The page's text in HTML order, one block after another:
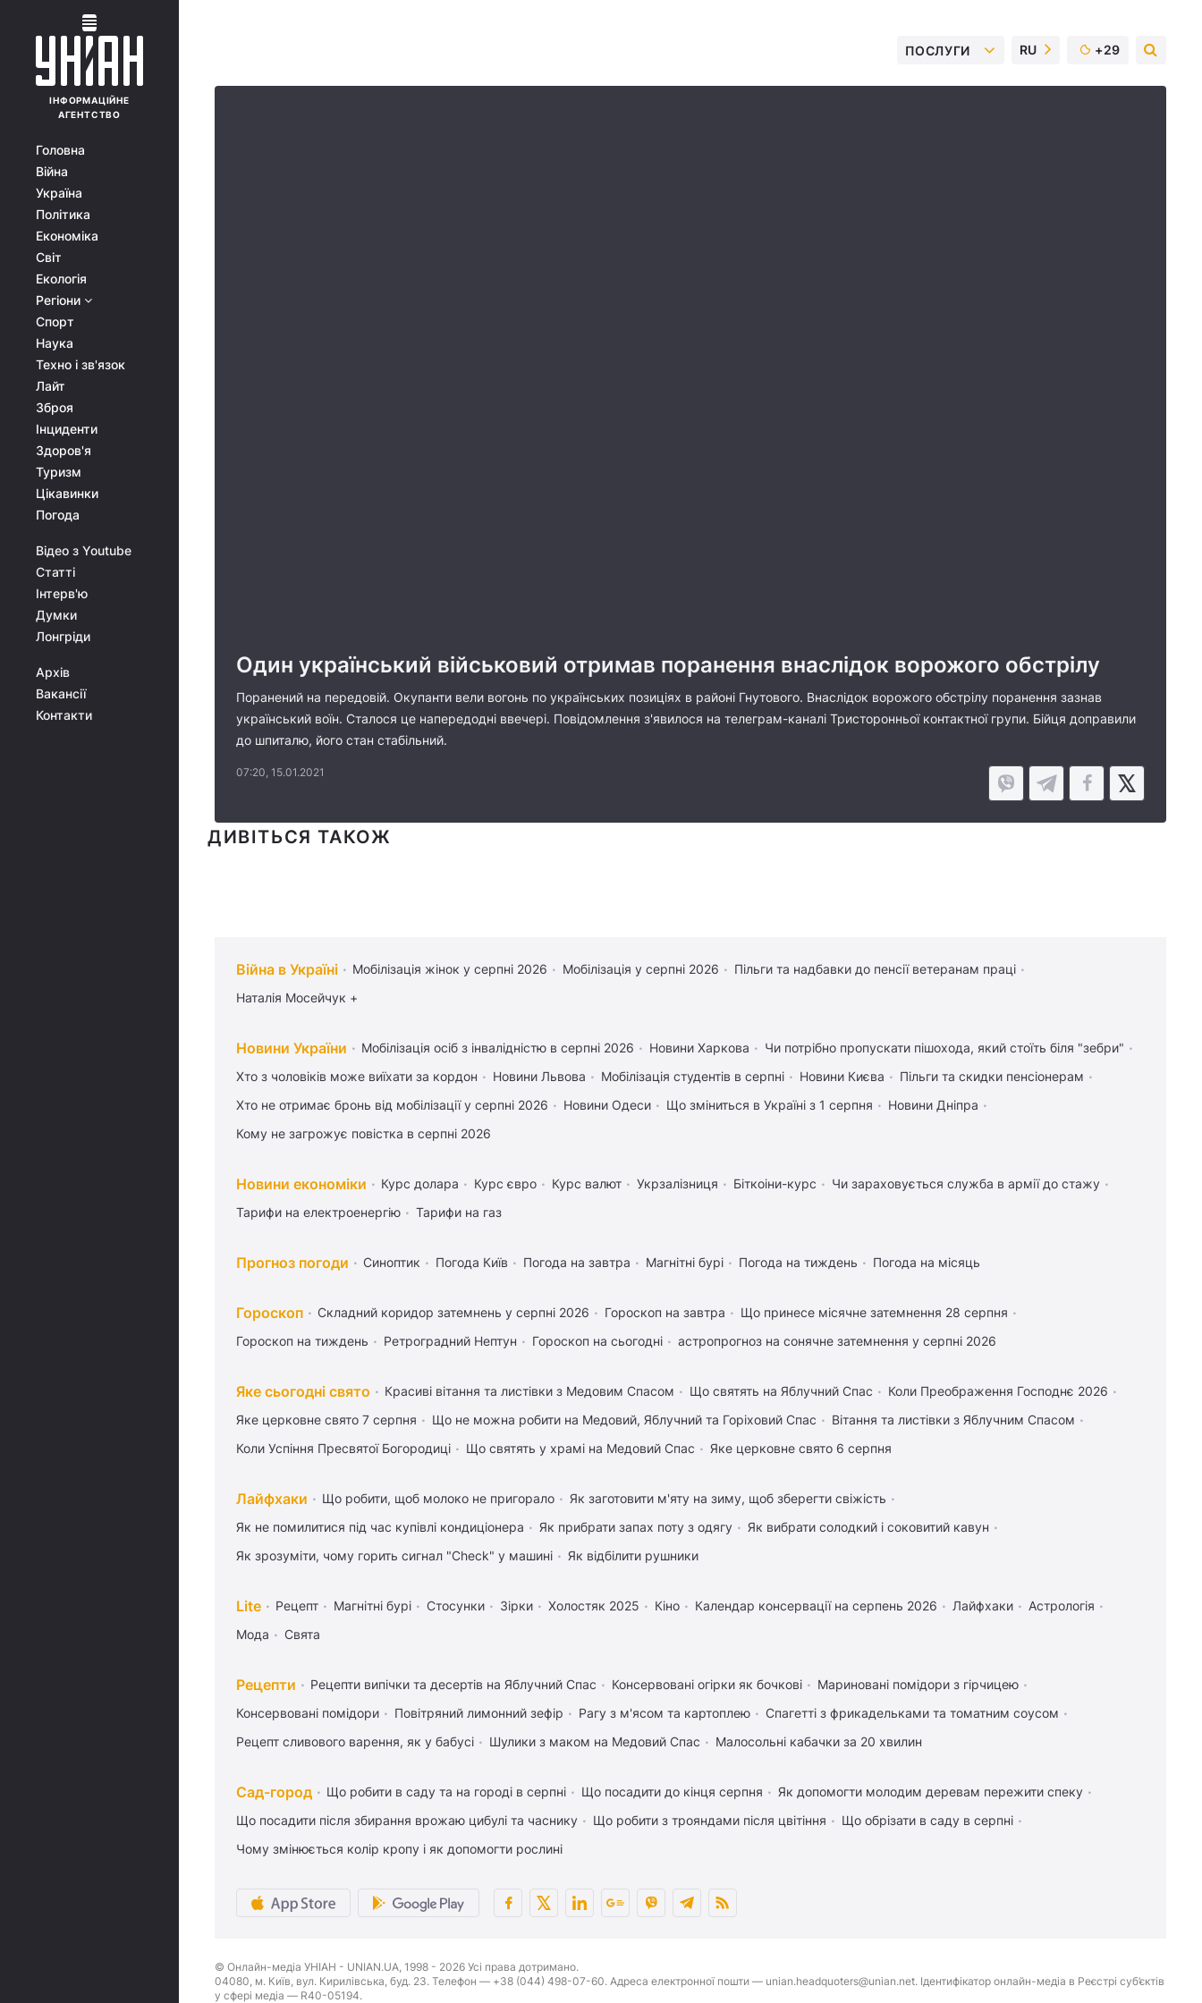
ІНФОРМАЦІЙНЕ
АГЕНТСТВО
Головна
Війна
Україна
Політика
Економіка
Світ
Екологія
Регіони
Спорт
Наука
Техно і зв'язок
Лайт
Зброя
Інциденти
Здоров'я
Туризм
Цікавинки
Погода
Відео з Youtube
Статті
Інтерв'ю
Думки
Лонгріди
Архів
Вакансії
Контакти
ПОСЛУГИ RU +29
Один український військовий отримав поранення внаслідок ворожого обстрілу
Поранений на передовій. Окупанти вели вогонь по українських позиціях в районі Гнутового. Внаслідок ворожого обстрілу поранення зазнав
український воїн. Сталося це напередодні ввечері. Повідомлення з'явилося на телеграм-каналі Тристоронньої контактної групи. Бійця доправили
до шпиталю, його стан стабільний.
07:20, 15.01.2021
ДИВІТЬСЯ ТАКОЖ
Війна в Україні Мобілізація жінок у серпні 2026 Мобілізація у серпні 2026
Пільги та надбавки до пенсії ветеранам праці
Наталія Мосейчук +
Новини України Мобілізація осіб з інвалідністю в серпні 2026 Новини Харкова
Чи потрібно пропускати пішохода, який стоїть біля "зебри"
Хто з чоловіків може виїхати за кордон
Новини Львова Мобілізація студентів в серпні Новини Києва
Пільги та скидки пенсіонерам
Хто не отримає бронь від мобілізації у серпні 2026
Новини Одеси Що зміниться в Україні з 1 серпня
Новини Дніпра
Кому не загрожує повістка в серпні 2026
Новини економіки Курс долара Курс євро Курс валют Укрзалізниця Біткоіни-курс
Чи зараховується служба в армії до стажу
Тарифи на електроенергію
Тарифи на газ
Прогноз погоди Синоптик Погода Київ Погода на завтра Магнітні бурі Погода на тиждень Погода на місяць
Гороскоп Складний коридор затемнень у серпні 2026 Гороскоп на завтра
Що принесе місячне затемнення 28 серпня
Гороскоп на тиждень
Ретроградний Нептун Гороскоп на сьогодні астропрогноз на сонячне затемнення у серпні 2026
Яке сьогодні свято Красиві вітання та листівки з Медовим Спасом Що святять на Яблучний Спас
Коли Преображення Господнє 2026
Яке церковне свято 7 серпня
Що не можна робити на Медовий, Яблучний та Горіховий Спас
Вітання та листівки з Яблучним Спасом
Коли Успіння Пресвятої Богородиці
Що святять у храмі на Медовий Спас Яке церковне свято 6 серпня
Лайфхаки Що робити, щоб молоко не пригорало
Як заготовити м'яту на зиму, щоб зберегти свіжість
Як не помилитися під час купівлі кондиціонера
Як прибрати запах поту з одягу
Як вибрати солодкий і соковитий кавун
Як зрозуміти, чому горить сигнал "Check" у машині
Як відбілити рушники
Lite Рецепт Магнітні бурі Стосунки Зірки Холостяк 2025 Кіно Календар консервації на серпень 2026 Лайфхаки
Астрологія
Мода
Свята
Рецепти Рецепти випічки та десертів на Яблучний Спас Консервовані огірки як бочкові
Мариновані помідори з гірчицею
Консервовані помідори
Повітряний лимонний зефір Рагу з м'ясом та картоплею
Спагетті з фрикадельками та томатним соусом
Рецепт сливового варення, як у бабусі
Шулики з маком на Медовий Спас Малосольні кабачки за 20 хвилин
Сад-город Що робити в саду та на городі в серпні Що посадити до кінця серпня
Як допомогти молодим деревам пережити спеку
Що посадити після збирання врожаю цибулі та часнику
Що робити з трояндами після цвітіння
Що обрізати в саду в серпні
Чому змінюється колір кропу і як допомогти рослині
© Онлайн-медіа УНІАН - UNIAN.UA, 1998 - 2026 Усі права дотримано.
04080, м. Київ, вул. Кирилівська, буд. 23. Телефон — +38 (044) 498-07-60. Адреса електронної пошти — unian.headquoters@unian.net. Ідентифікатор онлайн-медіа в Реєстрі суб’єктів
у сфері медіа — R40-05194.